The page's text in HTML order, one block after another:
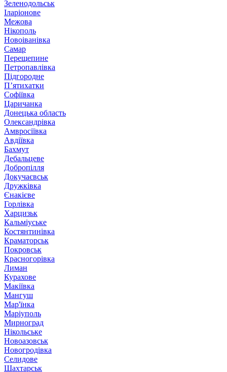
Зеленодольськ
Іларіонове
Межова
Нікополь
Новоіванівка
Самар
Перещепине
Петропавлівка
Підгородне
П’ятихатки
Софіївка
Царичанка
Донецька область
Олександрівка
Амвросіївка
Авдіївка
Бахмут
Дебальцеве
Добропілля
Докучаєвськ
Дружківка
Єнакієве
Горлівка
Харцизьк
Кальміуське
Костянтинівка
Краматорськ
Покровськ
Красногорівка
Лиман
Курахове
Макіївка
Мангуш
Мар'їнка
Маріуполь
Мирноград
Нікольське
Новоазовськ
Новогродівка
Селидове
Шахтарськ